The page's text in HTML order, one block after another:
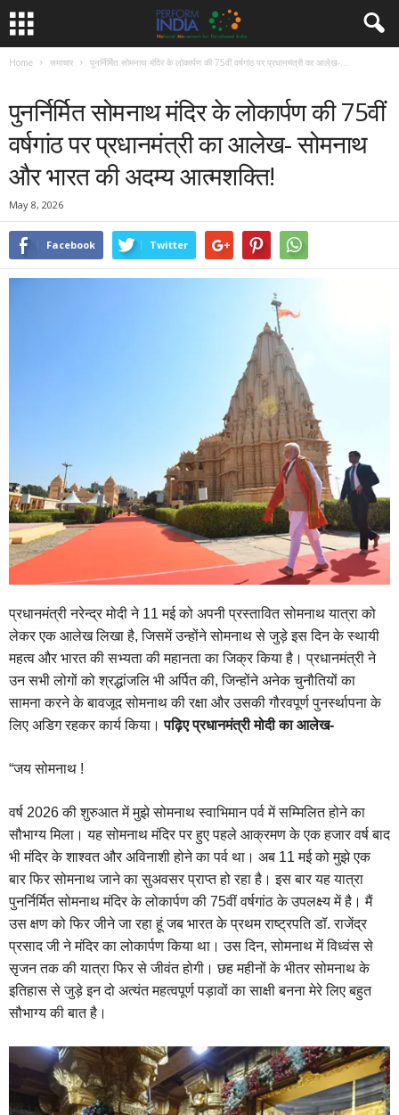
Home समाचार पुनर्निर्मित सोमनाथ मंदिर के लोकार्पण की 75वीं वर्षगांठ पर प्रधानमंत्री का आलेख-...
पुनर्निर्मित सोमनाथ मंदिर के लोकार्पण की 75वीं
वर्षगांठ पर प्रधानमंत्री का आलेख- सोमनाथ
और भारत की अदम्य आत्मशक्ति!
May 8, 2026
Facebook Twitter
प्रधानमंत्री नरेन्द्र मोदी ने 11 मई को अपनी प्रस्तावित सोमनाथ यात्रा को
लेकर एक आलेख लिखा है, जिसमें उन्होंने सोमनाथ से जुड़े इस दिन के स्थायी
महत्व और भारत की सभ्यता की महानता का जिक्र किया है। प्रधानमंत्री ने
उन सभी लोगों को श्रद्धांजलि भी अर्पित की, जिन्होंने अनेक चुनौतियों का
सामना करने के बावजूद सोमनाथ की रक्षा और उसकी गौरवपूर्ण पुनर्स्थापना के
लिए अडिग रहकर कार्य किया।पढ़िए प्रधानमंत्री मोदी का आलेख-
“जय सोमनाथ !
वर्ष 2026 की शुरुआत में मुझे सोमनाथ स्वाभिमान पर्व में सम्मिलित होने का
सौभाग्य मिला। यह सोमनाथ मंदिर पर हुए पहले आक्रमण के एक हजार वर्ष बाद
भी मंदिर के शाश्वत और अविनाशी होने का पर्व था। अब 11 मई को मुझे एक
बार फिर सोमनाथ जाने का सुअवसर प्राप्त हो रहा है। इस बार यह यात्रा
पुनर्निर्मित सोमनाथ मंदिर के लोकार्पण की 75वीं वर्षगांठ के उपलक्ष्य में है। मैं
उस क्षण को फिर जीने जा रहा हूं जब भारत के प्रथम राष्ट्रपति डॉ. राजेंद्र
प्रसाद जी ने मंदिर का लोकार्पण किया था। उस दिन, सोमनाथ में विध्वंस से
सृजन तक की यात्रा फिर से जीवंत होगी। छह महीनों के भीतर सोमनाथ के
इतिहास से जुड़े इन दो अत्यंत महत्वपूर्ण पड़ावों का साक्षी बनना मेरे लिए बहुत
सौभाग्य की बात है।